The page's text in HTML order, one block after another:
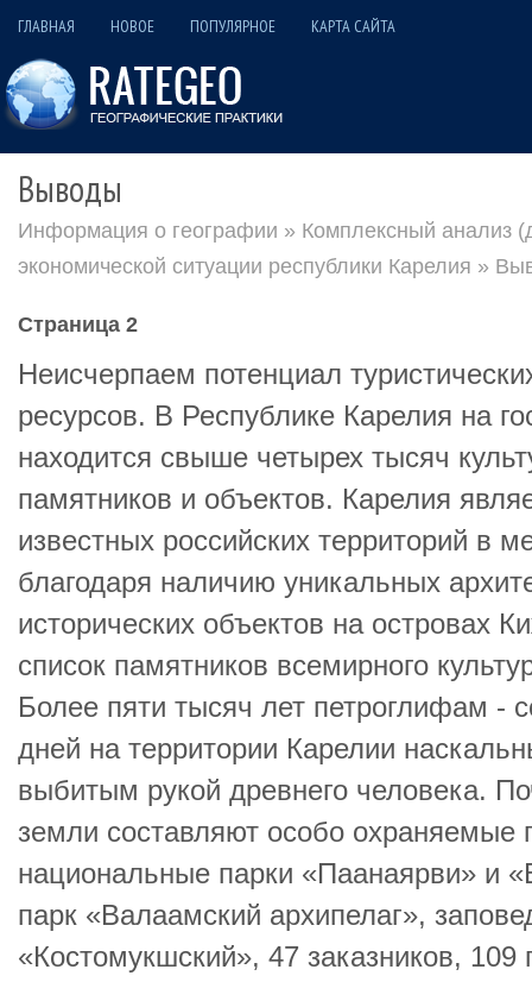
ГЛАВНАЯ НОВОЕ ПОПУЛЯРНОЕ КАРТА САЙТА
Выводы
Информация о географии » Комплексный анализ
экономической ситуации республики Карелия »
Страница 2
Неисчерпаем потенциал
ресурсов. В Республике Карелия на
находится свыше четырех тысяч
памятников и объектов. Карелия
известных российских территорий в
благодаря наличию уникальных
исторических объектов на островах
список памятников всемирного
Более пяти тысяч лет петроглифам -
дней на территории Карелии
выбитым рукой древнего человека.
земли составляют особо охраняемые
национальные парки «Паанаярви» и
парк «Валаамский архипелаг»,
«Костомукшский», 47 заказников,